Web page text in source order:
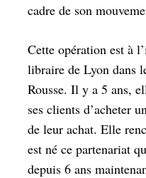
cadre de son
Cette opération est à
libraire de Lyon dans
Rousse. Il y a 5 ans,
ses clients d’acheter
de leur achat. Elle
est né ce partenariat
depuis 6 ans